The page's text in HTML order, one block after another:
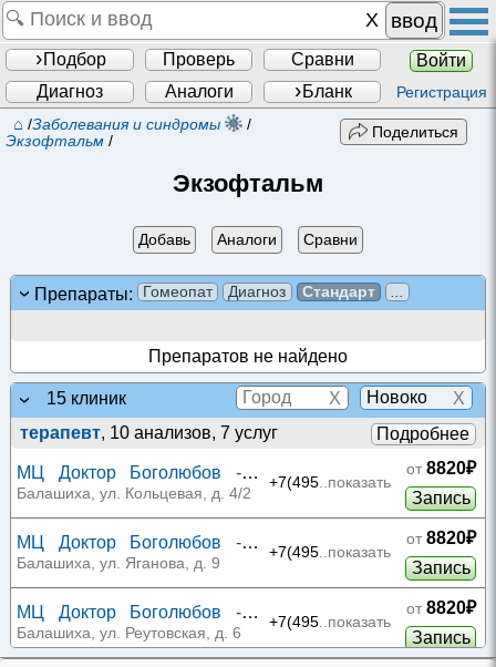
ввод
Подбор Проверь Сравни
Войти
Диагноз
Аналоги Бланк Регистрация
⌂ /Заболевания и синдромы
/
Экзофтальм/
Поделиться
Экзофтальм
Добавь Аналоги Сравни
Препараты: Гомеопат Диагноз Стандарт
Препаратов не найдено
15 клиник X
X
терапевт, 10 анализов, 7 услуг Подробнее
МЦ Доктор Боголюбов -
Янтарный
Балашиха, ул. Кольцевая, д. 4/2
+7(495 ..показать
от 8820₽
Запись
МЦ Доктор Боголюбов -
Пехра
Балашиха, ул. Яганова, д. 9
+7(495 ..показать
от 8820₽
Запись
МЦ Доктор Боголюбов -
Измайловский лес
Балашиха, ул. Реутовская, д. 6
+7(495 ..показать
от 8820₽
Запись